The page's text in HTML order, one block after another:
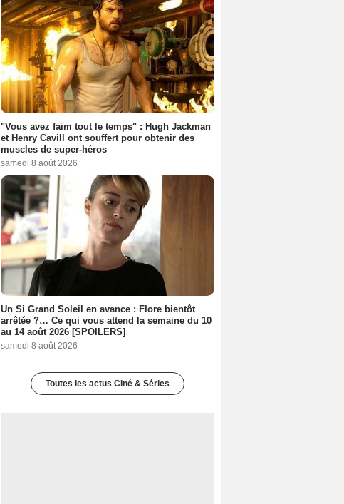
"Vous avez faim tout le temps" : Hugh Jackman
et Henry Cavill ont souffert pour obtenir des
muscles de super-héros
samedi 8 août 2026
Un Si Grand Soleil en avance : Flore bientôt
arrêtée ?… Ce qui vous attend la semaine du 10
au 14 août 2026 [SPOILERS]
samedi 8 août 2026
Toutes les actus Ciné & Séries